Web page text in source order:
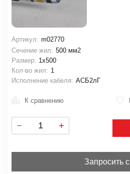
Артикул: m02770
Сечение жил: 500 мм2
Размер: 1х500
Кол-во жил: 1
Исполнение кабеля: АСБ2лГ
К сравнению
Запросить